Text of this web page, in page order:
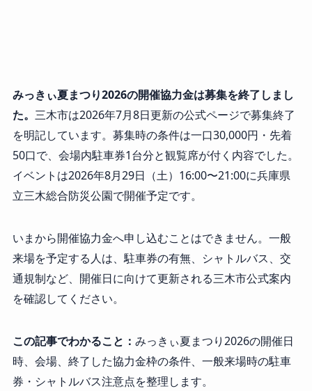
みっきぃ夏まつり2026の開催協力金は募集を終了しまし
た。 三木市は2026年7月8日更新の公式ページで募集終了
を明記しています。募集時の条件は一口30,000円・先着
50口で、会場内駐車券1台分と観覧席が付く内容でした。
イベントは2026年8月29日（土）16:00〜21:00に兵庫県
立三木総合防災公園で開催予定です。
いまから開催協力金へ申し込むことはできません。一般
来場を予定する人は、駐車券の有無、シャトルバス、交
通規制など、開催日に向けて更新される三木市公式案内
を確認してください。
この記事でわかること： みっきぃ夏まつり2026の開催日
時、会場、終了した協力金枠の条件、一般来場時の駐車
券・シャトルバス注意点を整理します。